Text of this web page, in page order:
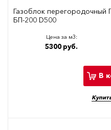
Газоблок перегородочный
БП-200 D500
Цена за м3:
5300 руб.
В